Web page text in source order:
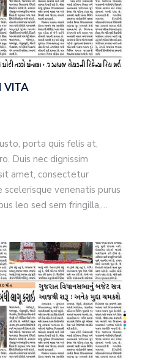
VITA
porta quis felis at,
Duis nec dignissim
amet, consectetur
scelerisque venenatis purus
leo sed sem fringilla,…